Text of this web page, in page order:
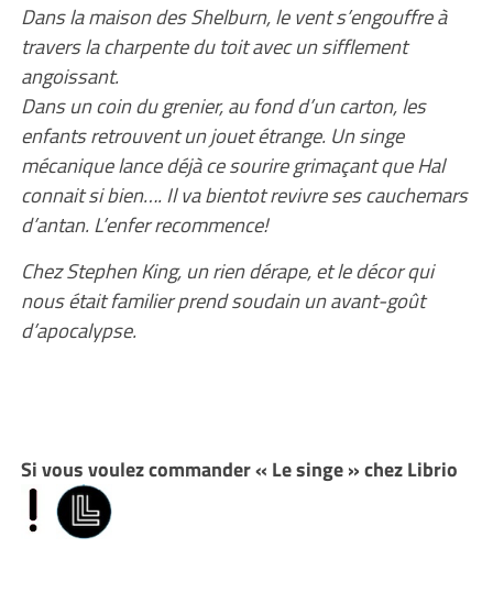
Dans la maison des Shelburn, le vent s’engouffre à
travers la charpente du toit avec un sifflement
angoissant.
Dans un coin du grenier, au fond d’un carton, les
enfants retrouvent un jouet étrange. Un singe
mécanique lance déjà ce sourire grimaçant que Hal
connait si bien…. Il va bientot revivre ses cauchemars
d’antan. L’enfer recommence!
Chez Stephen King, un rien dérape, et le décor qui
nous était familier prend soudain un avant-goût
d’apocalypse.
Si vous voulez commander « Le singe » chez Librio